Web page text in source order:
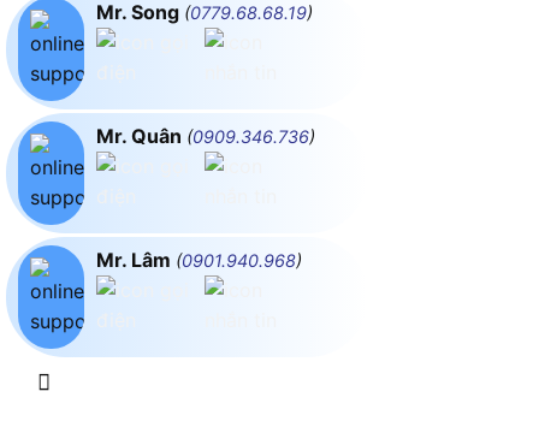
Mr. Song (0779.68.68.19)
Mr. Quân (0909.346.736)
Mr. Lâm (0901.940.968)